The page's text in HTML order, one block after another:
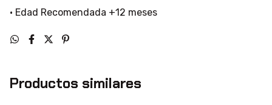
• Edad Recomendada +12 meses
Productos similares